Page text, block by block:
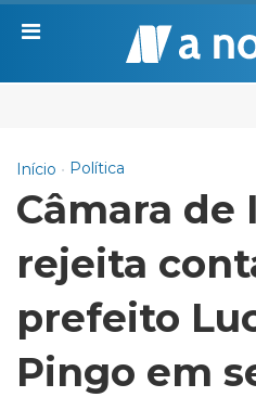
Início Política
Câmara de
rejeita
prefeito
Pingo em